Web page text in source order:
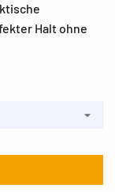
Halt ohne